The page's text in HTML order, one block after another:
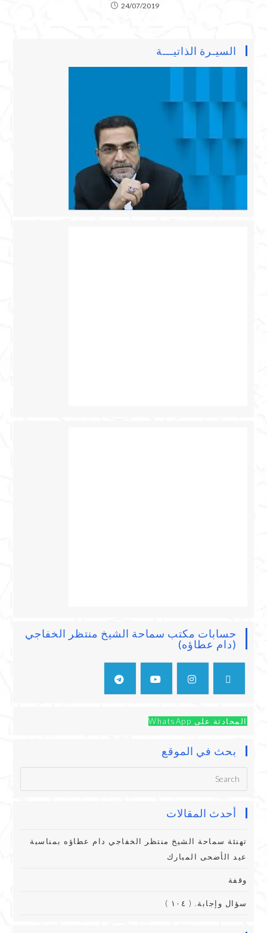
24/07/2019
السيـرة الذاتيـــة
حسابات مكتب سماحة الشيخ منتظر الخفاجي
(دام عطاؤه)
المحادثة على WhatsApp
بحث في الموقع
أحدث المقالات
تهنئة سماحة الشيخ منتظر الخفاجي دام عطاؤه بمناسبة
عيد الأضحى المبارك
وقفة
سؤال وإجابة. ( ١٠٤ )